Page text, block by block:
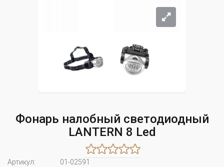
Фонарь налобный светодиодный
LANTERN 8 Led
Артикул:
01-02591